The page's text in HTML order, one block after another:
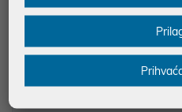
BESPLATNA DOSTAVA ZA
MOGUĆNOST PLAĆANJA NA RATE